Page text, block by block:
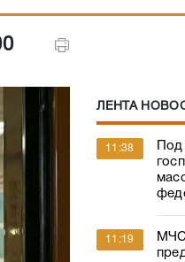
ЛЕНТА
11:38
11:19